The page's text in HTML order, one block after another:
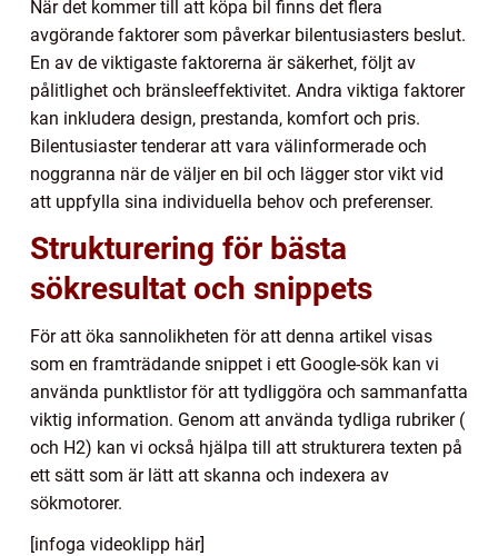
När det kommer till att köpa bil finns det flera
avgörande faktorer som påverkar bilentusiasters beslut.
En av de viktigaste faktorerna är säkerhet, följt av
pålitlighet och bränsleeffektivitet. Andra viktiga faktorer
kan inkludera design, prestanda, komfort och pris.
Bilentusiaster tenderar att vara välinformerade och
noggranna när de väljer en bil och lägger stor vikt vid
att uppfylla sina individuella behov och preferenser.
Strukturering för bästa
sökresultat och snippets
För att öka sannolikheten för att denna artikel visas
som en framträdande snippet i ett Google-sök kan vi
använda punktlistor för att tydliggöra och sammanfatta
viktig information. Genom att använda tydliga rubriker (
och H2) kan vi också hjälpa till att strukturera texten på
ett sätt som är lätt att skanna och indexera av
sökmotorer.
[infoga videoklipp här]